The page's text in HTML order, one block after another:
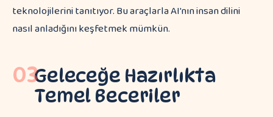
teknolojilerini tanıtıyor. Bu araçlarla AI'nın insan dilini
nasıl anladığını keşfetmek mümkün.
03Geleceğe Hazırlıkta
Temel Beceriler